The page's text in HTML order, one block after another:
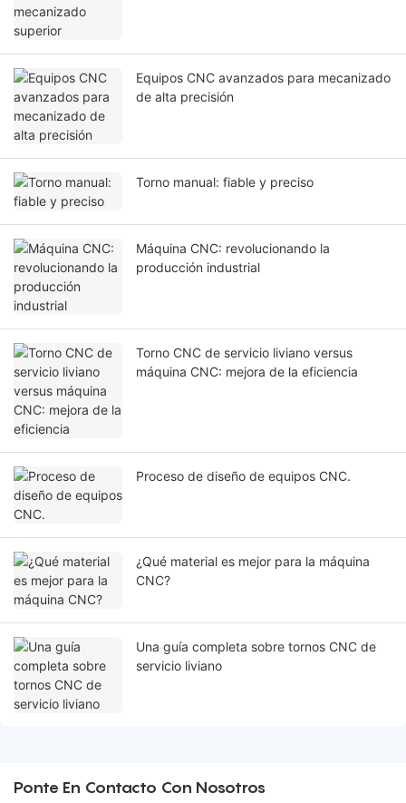
Equipos CNC avanzados para mecanizado
de alta precisión
Torno manual: fiable y preciso
Máquina CNC: revolucionando la
producción industrial
Torno CNC de servicio liviano versus
máquina CNC: mejora de la eficiencia
Proceso de diseño de equipos CNC.
¿Qué material es mejor para la máquina
CNC?
Una guía completa sobre tornos CNC de
servicio liviano
Ponte En Contacto Con Nosotros